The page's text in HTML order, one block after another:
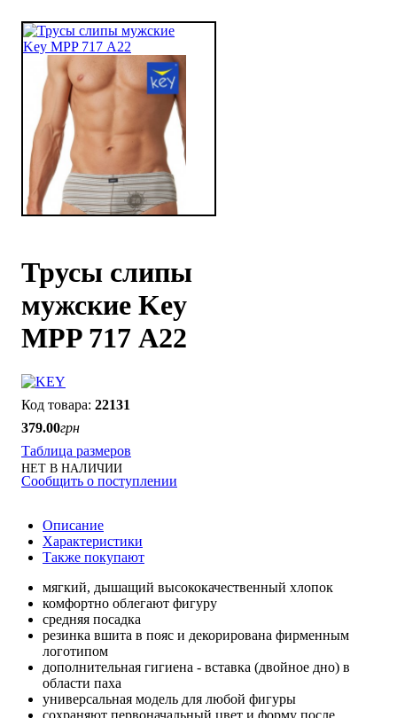
Трусы слипы
мужские Key
MPP 717 А22
22131
379.00грн
Таблица размеров
НЕТ В НАЛИЧИИ
Сообщить о поступлении
Описание
Характеристики
Также покупают
мягкий, дышащий высококачественный хлопок
комфортно облегают фигуру
средняя посадка
резинка вшита в пояс и декорирована фирменным
логотипом
дополнительная гигиена - вставка (двойное дно) в
области паха
универсальная модель для любой фигуры
сохраняют первоначальный цвет и форму после